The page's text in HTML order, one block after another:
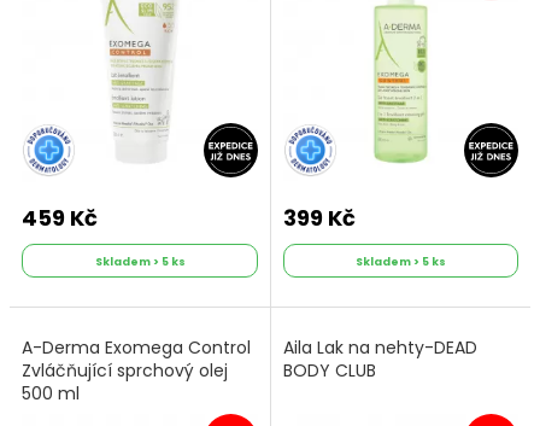
459 Kč
Skladem > 5 ks
399 Kč
Skladem > 5 ks
A-Derma Exomega Control
Zvláčňující sprchový olej
500 ml
Aila Lak na nehty-DEAD
BODY CLUB